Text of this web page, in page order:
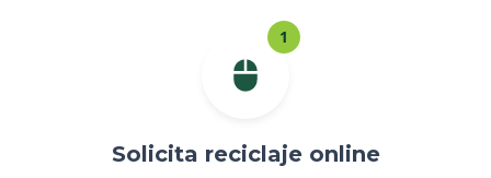
1
Solicita reciclaje online